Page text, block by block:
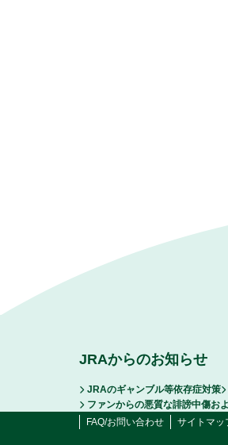
JRAからのお知らせ
JRAのギャンブル等依存症対策
ファンからの悪質な誹謗中傷お
FAQ/お問い合わせ
サイトマッ